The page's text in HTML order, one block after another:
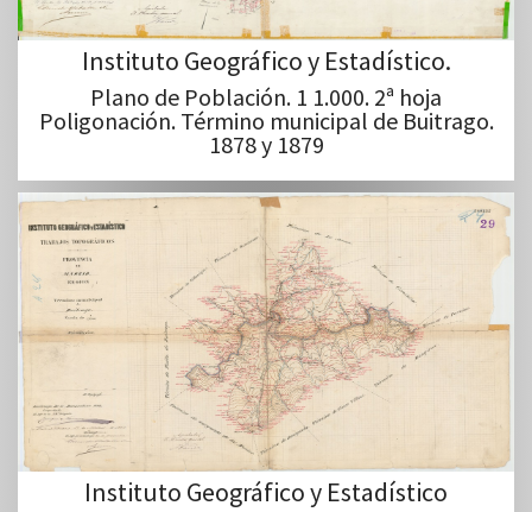
Instituto Geográfico y Estadístico.
Plano de Población. 1 1.000. 2ª hoja
Poligonación. Término municipal de Buitrago.
1878 y 1879
Instituto Geográfico y Estadístico